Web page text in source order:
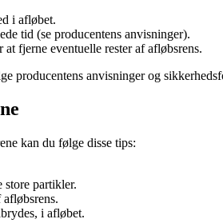
i afløbet.
tid (se producentens anvisninger).
fjerne eventuelle rester af afløbsrens.
producentens anvisninger og
kan du følge disse tips:
store partikler.
i afløbet.